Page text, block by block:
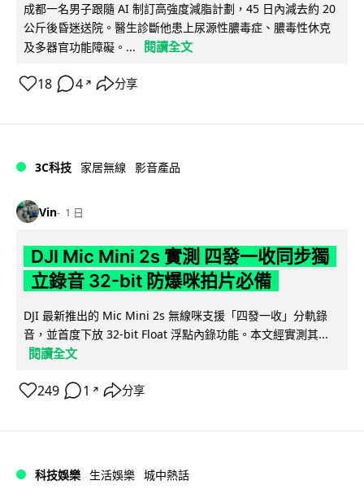
成都一名男子跟隨 AI 制訂高強度減脂計劃，45 日內減去約 20
公斤後昏迷送院。醫生診斷他患上尿源性膿毒症、膿毒性休克
及多器官功能障礙。...
閱讀全文
18 4 ↗ 分享
3C科技 家居無線 影音產品
Vin 1 日
DJI Mic Mini 2s 實測 四發一收同步獨
立錄音 32-bit 防爆咪拍片必備
DJI 最新推出的 Mic Mini 2s 無線咪支援「四發一收」分軌錄
音，並首度下放 32-bit Float 浮點內錄功能。本文經實測其...
閱讀全文
249 1 ↗ 分享
科技娛樂 生活娛樂 城中熱話